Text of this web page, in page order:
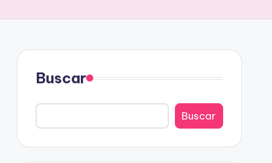
Buscar
Buscar